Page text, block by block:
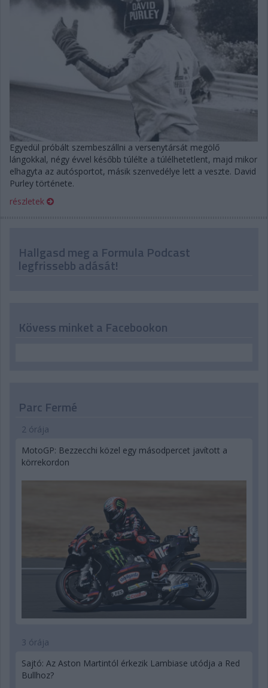
Egyedül próbált szembeszállni a versenytársát megölő
lángokkal, négy évvel később túlélte a túlélhetetlent, majd mikor
elhagyta az autósportot, másik szenvedélye lett a veszte. David
Purley története.
részletek
Hallgasd meg a Formula Podcast
legfrissebb adását!
Kövess minket a Facebookon
Parc Fermé
2 órája
MotoGP: Bezzecchi közel egy másodpercet javított a
körrekordon
3 órája
Sajtó: Az Aston Martintól érkezik Lambiase utódja a Red
Bullhoz?